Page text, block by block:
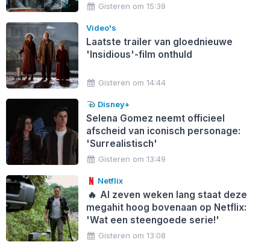
Gisteren om 15:39
Video's
Laatste trailer van gloednieuwe
'Insidious'-film onthuld
Gisteren om 14:44
Disney+
Selena Gomez neemt officieel
afscheid van iconisch personage:
'Surrealistisch'
Gisteren om 13:49
Netflix
🔥 Al zeven weken lang staat deze
megahit hoog bovenaan op Netflix:
'Wat een steengoede serie!'
Gisteren om 13:08